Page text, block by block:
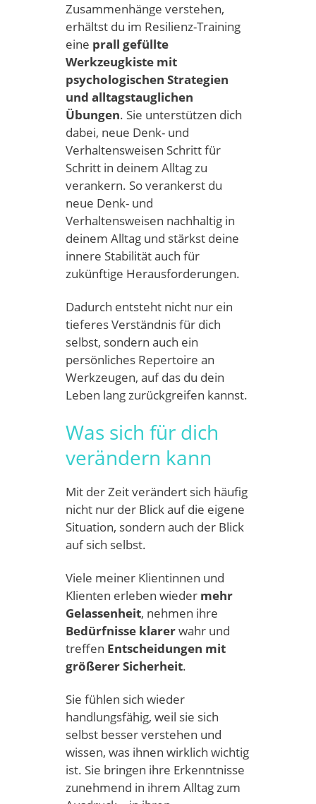
Zusammenhänge verstehen,
erhältst du im Resilienz-Training
eine prall gefüllte
Werkzeugkiste mit
psychologischen Strategien
und alltagstauglichen
Übungen. Sie unterstützen dich
dabei, neue Denk- und
Verhaltensweisen Schritt für
Schritt in deinem Alltag zu
verankern. So verankerst du
neue Denk- und
Verhaltensweisen nachhaltig in
deinem Alltag und stärkst deine
innere Stabilität auch für
zukünftige Herausforderungen.
Dadurch entsteht nicht nur ein
tieferes Verständnis für dich
selbst, sondern auch ein
persönliches Repertoire an
Werkzeugen, auf das du dein
Leben lang zurückgreifen kannst.
Was sich für dich
verändern kann
Mit der Zeit verändert sich häufig
nicht nur der Blick auf die eigene
Situation, sondern auch der Blick
auf sich selbst.
Viele meiner Klientinnen und
Klienten erleben wieder mehr
Gelassenheit, nehmen ihre
Bedürfnisse klarerwahr und
treffen Entscheidungen mit
größerer Sicherheit.
Sie fühlen sich wieder
handlungsfähig, weil sie sich
selbst besser verstehen und
wissen, was ihnen wirklich wichtig
ist. Sie bringen ihre Erkenntnisse
zunehmend in ihrem Alltag zum